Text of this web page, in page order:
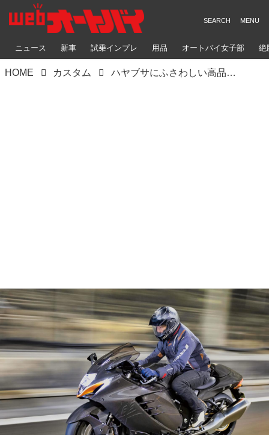
ニュース 新車 試乗インプレ 用品 オートバイ女子部 絶
HOME カスタム ハヤブサにふさわしい高品位ドライカーボン外装をまとう喜び！